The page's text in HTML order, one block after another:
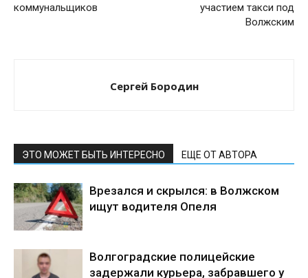
коммунальщиков
участием такси под
Волжским
Сергей Бородин
ЭТО МОЖЕТ БЫТЬ ИНТЕРЕСНО ЕЩЕ ОТ АВТОРА
Врезался и скрылся: в Волжском
ищут водителя Опеля
Волгоградские полицейские
задержали курьера, забравшего у